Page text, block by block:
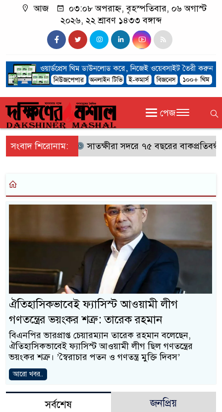
আজ
০৩:০৮ অপরাহ্ন, বৃহস্পতিবার, ০৬ অগাস্ট
২০২৬, ২২ শ্রাবণ ১৪৩৩ বঙ্গাব্দ
পেজ
সংবাদ শিরোনাম: সাতক্ষীরা সদরে ৭৫ বছরের
ঐতিহাসিকভাবেই ফ্যাসিস্ট আওয়ামী লীগ
গণতন্ত্রের ভয়ংকর শত্রু: তারেক রহমান
বিএনপির ভারপ্রাপ্ত চেয়ারম্যান তারেক রহমান বলেছেন,
ঐতিহাসিকভাবেই ফ্যাসিস্ট আওয়ামী লীগ ছিল গণতন্ত্রের
ভয়ংকর শত্রু। ‌‌‌’স্বৈরাচার পতন ও গণতন্ত্র মুক্তি দিবস’
আরো খবর..
সর্বশেষ জনপ্রিয়